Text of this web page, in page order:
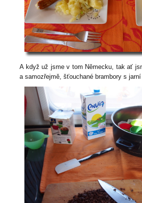
A když už jsme v tom Německu, tak ať
a samozřejmě, šťouchané brambory s